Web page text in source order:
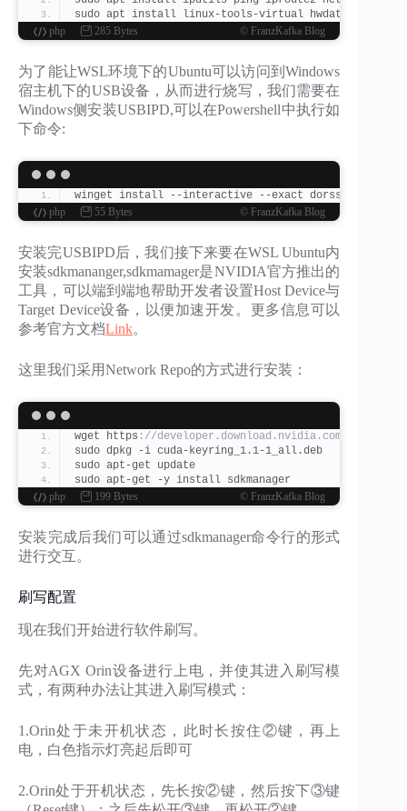
sudo apt install linux-tools-virtual hwdata
php
285 Bytes © FranzKafka Blog
为了能让WSL环境下的Ubuntu可以访问到Windows
宿主机下的USB设备，从而进行烧写，我们需要在
Windows侧安装USBIPD,可以在Powershell中执行如
下命令:
winget install --interactive --exact dorssel.usbipd-
php
55 Bytes © FranzKafka Blog
安装完USBIPD后，我们接下来要在WSL Ubuntu内
安装sdkmananger,sdkmamager是NVIDIA官方推出的
工具，可以端到端地帮助开发者设置Host Device与
Target Device设备，以便加速开发。更多信息可以
参考官方文档Link。
这里我们采用Network Repo的方式进行安装：
wget https ://developer.download.nvidia.com/
sudo dpkg -i cuda-keyring_1.1-1_all.deb
sudo apt-get update
sudo apt-get -y install sdkmanager
php
199 Bytes © FranzKafka Blog
安装完成后我们可以通过sdkmanager命令行的形式
进行交互。
刷写配置
现在我们开始进行软件刷写。
先对AGX Orin设备进行上电，并使其进入刷写模
式，有两种办法让其进入刷写模式：
1.Orin处于未开机状态，此时长按住②键，再上
电，白色指示灯亮起后即可
2.Orin处于开机状态，先长按②键，然后按下③键